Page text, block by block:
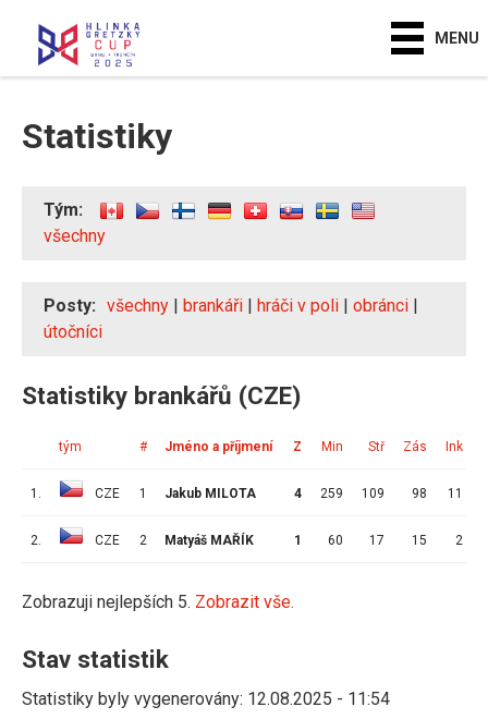
MENU
Statistiky
Tým:
všechny
Posty: všechny | brankáři | hráči v poli | obránci |
útočníci
Statistiky brankářů (CZE)
tým # Jméno a příjmení Z Min Stř Zás Ink
1. CZE 1 Jakub MILOTA 4 259 109 98 11
2. CZE 2 Matyáš MAŘÍK 1 60 17 15 2
Zobrazuji nejlepších 5. Zobrazit vše.
Stav statistik
Statistiky byly vygenerovány: 12.08.2025 - 11:54